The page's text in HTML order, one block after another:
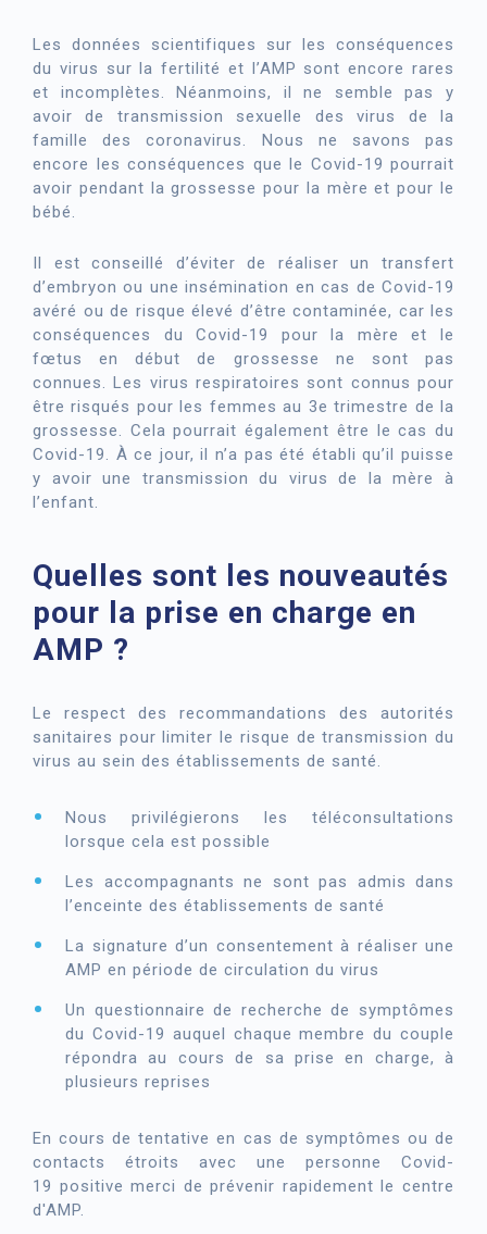
Les données scientifiques sur les conséquences
du virus sur la fertilité et l’AMP sont encore rares
et incomplètes. Néanmoins, il ne semble pas y
avoir de transmission sexuelle des virus de la
famille des coronavirus. Nous ne savons pas
encore les conséquences que le Covid-19 pourrait
avoir pendant la grossesse pour la mère et pour le
bébé.
Il est conseillé d’éviter de réaliser un transfert
d’embryon ou une insémination en cas de Covid-19
avéré ou de risque élevé d’être contaminée, car les
conséquences du Covid-19 pour la mère et le
fœtus en début de grossesse ne sont pas
connues. Les virus respiratoires sont connus pour
être risqués pour les femmes au 3e trimestre de la
grossesse. Cela pourrait également être le cas du
Covid-19. À ce jour, il n’a pas été établi qu’il puisse
y avoir une transmission du virus de la mère à
l’enfant.
Quelles sont les nouveautés
pour la prise en charge en
AMP ?
Le respect des recommandations des autorités
sanitaires pour limiter le risque de transmission du
virus au sein des établissements de santé.
Nous privilégierons les téléconsultations
lorsque cela est possible
Les accompagnants ne sont pas admis dans
l’enceinte des établissements de santé
La signature d’un consentement à réaliser une
AMP en période de circulation du virus
Un questionnaire de recherche de symptômes
du Covid-19 auquel chaque membre du couple
répondra au cours de sa prise en charge, à
plusieurs reprises
En cours de tentative en cas de symptômes ou de
contacts étroits avec une personne Covid-
19 positive merci de prévenir rapidement le centre
d'AMP.